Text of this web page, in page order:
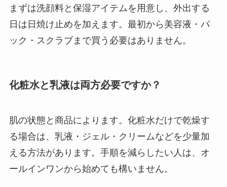
まずは洗顔料と保湿アイテムを用意し、外出する
日は日焼け止めを加えます。最初から美容液・パ
ック・スクラブまで買う必要はありません。
化粧水と乳液は両方必要ですか？
肌の状態と商品によります。化粧水だけで乾燥す
る場合は、乳液・ジェル・クリームなどを少量加
える方法があります。手順を減らしたい人は、オ
ールインワンから始めても構いません。